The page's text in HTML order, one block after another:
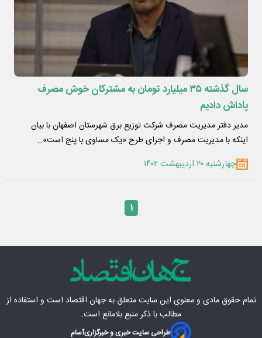
سال گذشته ۳۵ میلیارد تومان به مشترکان خوش مصرف
پاداش دادیم
مدیر دفتر مدیریت مصرف شرکت توزیع برق شهرستان اصفهان با بیان
اینکه با مدیریت مصرف و اجرای طرح «یک مساوی با پنج است»…
چهارشنبه ۲۰ اردیبهشت ۱۴۰۲
۱
تمام حقوق مادی‌ و معنوی این سایت متعلق بهجهان اقتصاد است و استفاده از
مطالب با ذکر منبع بلامانع است.
طراحی سایت خبری و خبرگزاریآسام